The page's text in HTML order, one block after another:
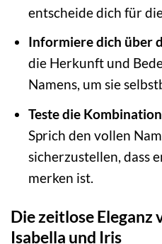
entscheide dich für
Informiere dich über
die Herkunft und
Namens, um sie
Teste die
Sprich den vollen
sicherzustellen, dass
merken ist.
Die zeitlose Eleganz
Isabella und Iris